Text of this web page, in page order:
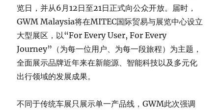
览日，并从6月12日至21日正式向公众开放。届时，
GWM Malaysia将在MITEC国际贸易与展览中心设立
大型展区，以“For Every User, For Every
Journey”（为每一位用户、为每一段旅程）为主题，
全面展示品牌近年来在新能源、智能科技以及多元化
出行领域的发展成果。
不同于传统车展只展示单一产品线，GWM此次强调